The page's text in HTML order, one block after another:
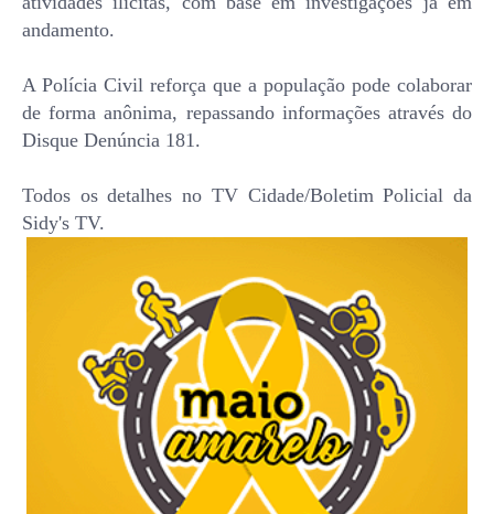
andamento.
A Polícia Civil reforça que a população pode colaborar
de forma anônima, repassando informações através do
Disque Denúncia 181.
Todos os detalhes no TV Cidade/Boletim Policial da
Sidy's TV.